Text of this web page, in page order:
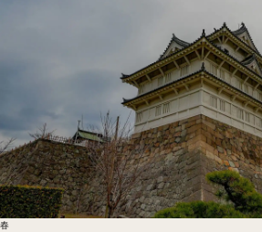
春